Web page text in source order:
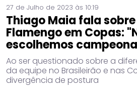
27 de Julho de 2023 às 10:19
Thiago Maia fala
Flamengo em Copas:
escolhemos
Ao ser questionado sobre a
da equipe no Brasileirão e nas
divergência de postura